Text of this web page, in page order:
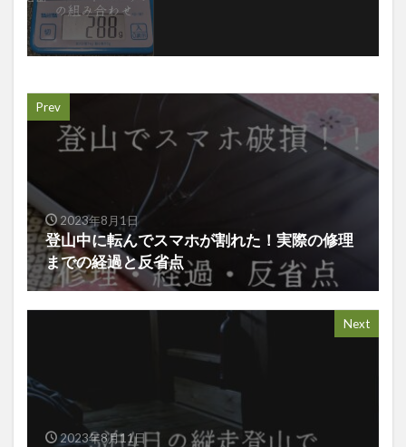
Prev
2023年8月1日
登山中に転んでスマホが割れた！実際の修理
までの経過と反省点
Next
2023年8月11日